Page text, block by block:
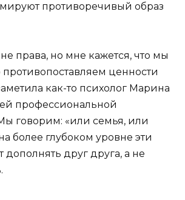
противоречивый образ
права, но мне кажется, что мы
ценности
как-то психолог Марина
профессиональной
говорим: «или семья, или
более глубоком уровне эти
дополнять друг друга, а не